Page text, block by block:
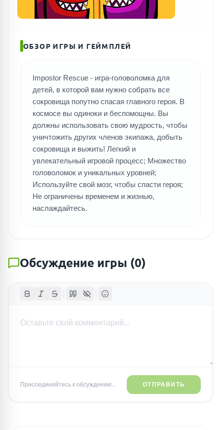
ОБЗОР ИГРЫ И ГЕЙМПЛЕЙ
Impostor Rescue - игра-головоломка для
детей, в которой вам нужно собрать все
сокровища попутно спасая главного героя. В
космосе вы одиноки и беспомощны. Вы
должны использовать свою мудрость, чтобы
уничтожить других членов экипажа, добыть
сокровища и выжить! Легкий и
увлекательный игровой процесс; Множество
головоломок и уникальных уровней;
Используйте свой мозг, чтобы спасти героя;
Не ограничены временем и жизнью,
наслаждайтесь.
Обсуждение игры (0)
Присоединяйтесь к обсуждению... ОТПРАВИТЬ